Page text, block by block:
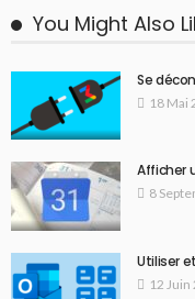
You Might Also
Se
18 Mai
Afficher
8
Utiliser
12 Juin